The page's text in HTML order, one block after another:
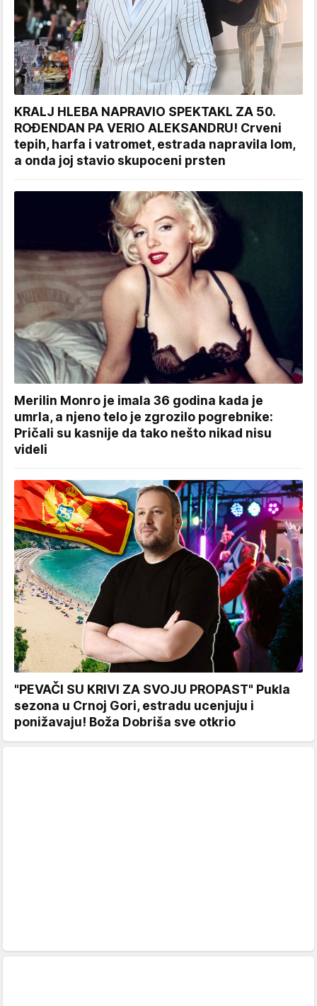
KRALJ HLEBA NAPRAVIO SPEKTAKL ZA 50.
ROĐENDAN PA VERIO ALEKSANDRU! Crveni
tepih, harfa i vatromet, estrada napravila lom,
a onda joj stavio skupoceni prsten
Merilin Monro je imala 36 godina kada je
umrla, a njeno telo je zgrozilo pogrebnike:
Pričali su kasnije da tako nešto nikad nisu
videli
"PEVAČI SU KRIVI ZA SVOJU PROPAST" Pukla
sezona u Crnoj Gori, estradu ucenjuju i
ponižavaju! Boža Dobriša sve otkrio